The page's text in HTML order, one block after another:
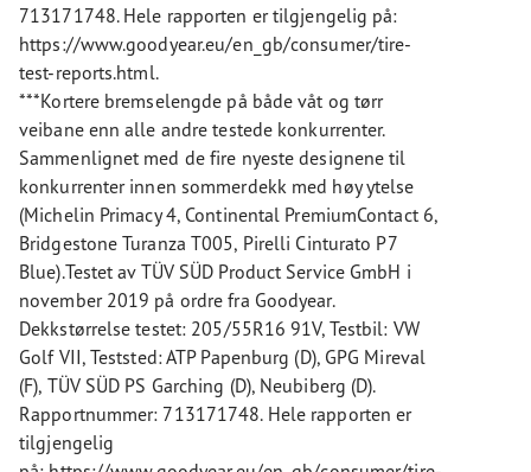
713171748. Hele rapporten er tilgjengelig på:
https://www.goodyear.eu/en_gb/consumer/tire-
test-reports.html.
***Kortere bremselengde på både våt og tørr
veibane enn alle andre testede konkurrenter.
Sammenlignet med de fire nyeste designene til
konkurrenter innen sommerdekk med høy ytelse
(Michelin Primacy 4, Continental PremiumContact 6,
Bridgestone Turanza T005, Pirelli Cinturato P7
Blue).Testet av TÜV SÜD Product Service GmbH i
november 2019 på ordre fra Goodyear.
Dekkstørrelse testet: 205/55R16 91V, Testbil: VW
Golf VII, Teststed: ATP Papenburg (D), GPG Mireval
(F), TÜV SÜD PS Garching (D), Neubiberg (D).
Rapportnummer: 713171748. Hele rapporten er
tilgjengelig